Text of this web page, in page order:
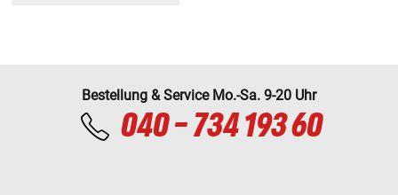
Bestellung & Service Mo.-Sa. 9-20 Uhr
040 - 734 193 60